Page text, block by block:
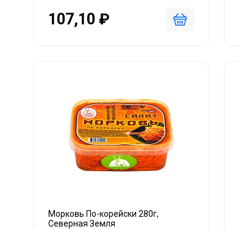
107,10 ₽
Морковь По-корейски 280г,
Северная Земля